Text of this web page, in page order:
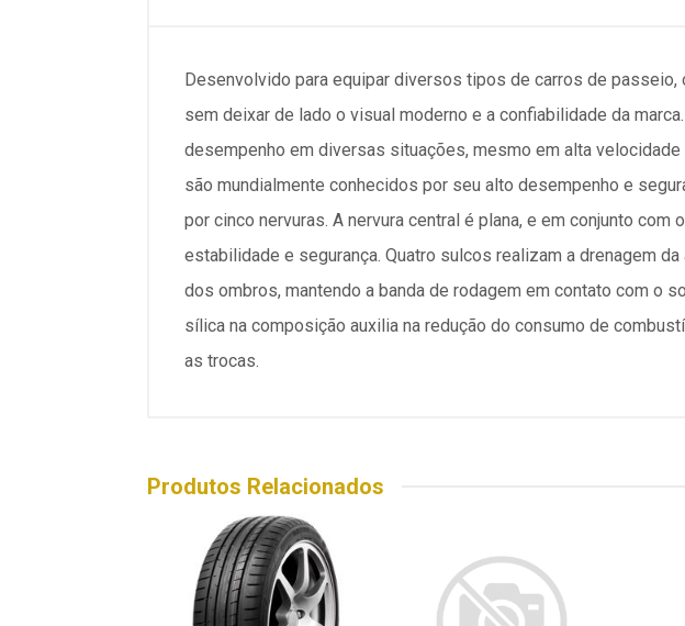
Desenvolvido para equipar diversos tipos de carros de
sem deixar de lado o visual moderno e a confiabilidade da
desempenho em diversas situações, mesmo em alta
são mundialmente conhecidos por seu alto desempenho e
por cinco nervuras. A nervura central é plana, e em conjunto
estabilidade e segurança. Quatro sulcos realizam a drenagem
dos ombros, mantendo a banda de rodagem em contato com o
sílica na composição auxilia na redução do consumo de
as trocas.
Produtos Relacionados